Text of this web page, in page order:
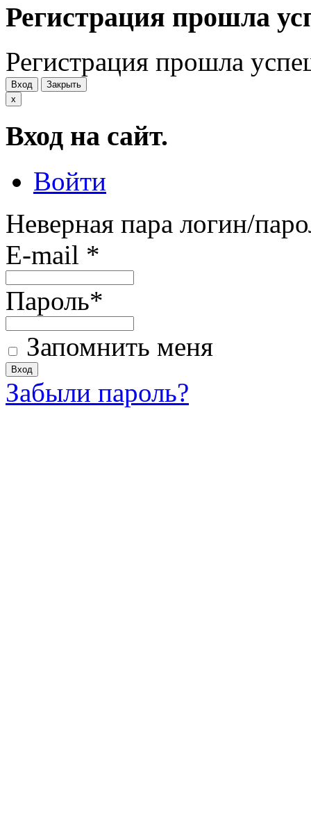
Регистрация прошла
Регистрация прошла
Вход
Закрыть
x
Вход на сайт.
Войти
Неверная пара логин/
E-mail *
Пароль*
Запомнить меня
Забыли пароль?